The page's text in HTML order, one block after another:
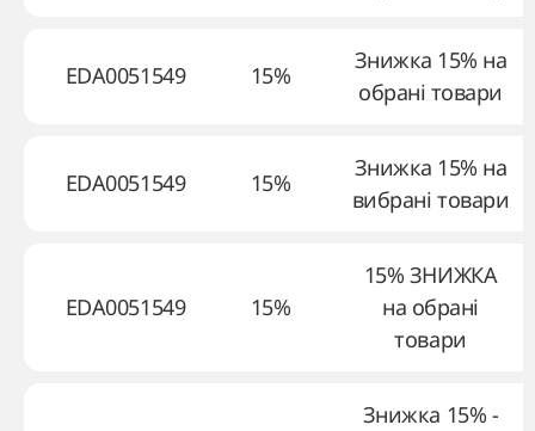
EDA0051549 15%
Знижка 15% на
обрані товари
EDA0051549 15%
Знижка 15% на
вибрані товари
EDA0051549 15%
15% ЗНИЖКА
на обрані
товари
Знижка 15% -